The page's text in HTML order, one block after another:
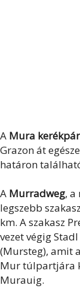
A Mura
Grazon át
határon
A Murradweg, a
legszebb
km. A szakasz
vezet végig
(Mursteg), amit
Mur túlpartjára
Murauig.